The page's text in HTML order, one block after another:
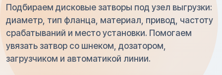
Подбираем дисковые затворы под узел выгрузки:
диаметр, тип фланца, материал, привод, частоту
срабатываний и место установки. Помогаем
увязать затвор со шнеком, дозатором,
загрузчиком и автоматикой линии.